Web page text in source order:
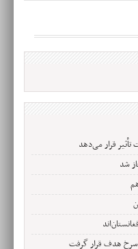
قرار می‌دهد
شد
هدف قرار گرفت